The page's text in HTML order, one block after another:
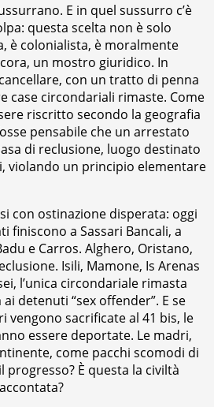
E in quel sussurro c’è
questa scelta non è solo
è colonialista, è moralmente
un mostro giuridico. In
con un tratto di penna
case circondariali rimaste. Come
riscritto secondo la geografia
pensabile che un arrestato
di reclusione, luogo destinato
violando un principio elementare
con ostinazione disperata: oggi
finiscono a Sassari Bancali, a
e Carros. Alghero, Oristano,
Isili, Mamone, Is Arenas
l’unica circondariale rimasta
detenuti “sex offender”. E se
vengono sacrificate al 41 bis, le
essere deportate. Le madri,
come pacchi scomodi di
progresso? È questa la civiltà